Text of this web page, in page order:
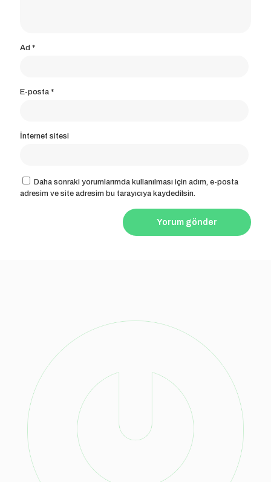
Ad *
E-posta *
İnternet sitesi
Daha sonraki yorumlarımda kullanılması için adım, e-posta
adresim ve site adresim bu tarayıcıya kaydedilsin.